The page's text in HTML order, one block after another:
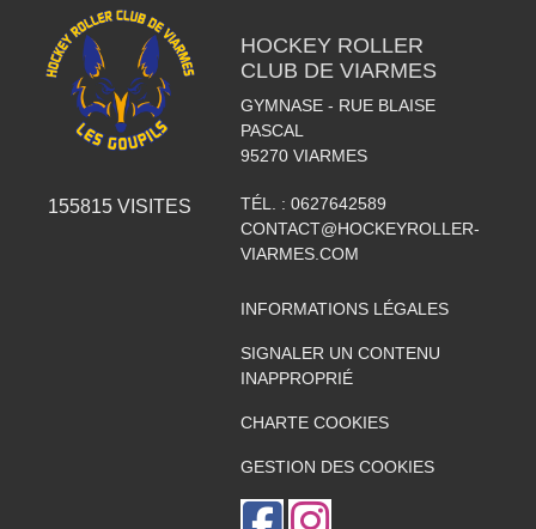
155815 VISITES
HOCKEY ROLLER
CLUB DE VIARMES
GYMNASE - RUE BLAISE
PASCAL
95270 VIARMES
TÉL. : 0627642589
CONTACT@HOCKEYROLLER-
VIARMES.COM
INFORMATIONS LÉGALES
SIGNALER UN CONTENU
INAPPROPRIÉ
CHARTE COOKIES
GESTION DES COOKIES